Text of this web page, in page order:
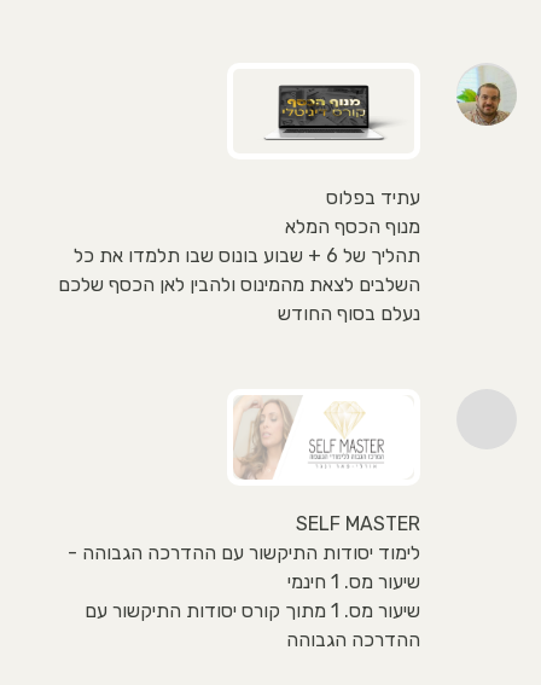
עתיד בפלוס
מנוף הכסף המלא
תהליך של 6 + שבוע בונוס שבו תלמדו את כל
השלבים לצאת מהמינוס ולהבין לאן הכסף שלכם
נעלם בסוף החודש
SELF MASTER
לימוד יסודות התיקשור עם ההדרכה הגבוהה -
שיעור מס. 1 חינמי
שיעור מס. 1 מתוך קורס יסודות התיקשור עם
ההדרכה הגבוהה